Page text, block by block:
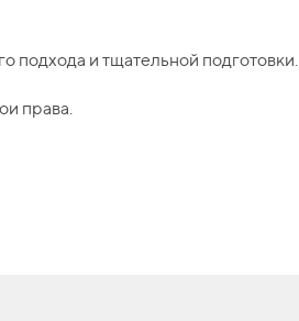
подхода и тщательной подготовки.
права.